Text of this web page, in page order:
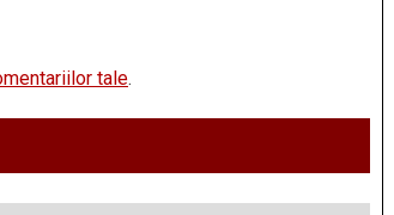
tale.